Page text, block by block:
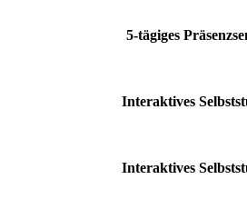
5-tägiges
Interaktives
Interaktives